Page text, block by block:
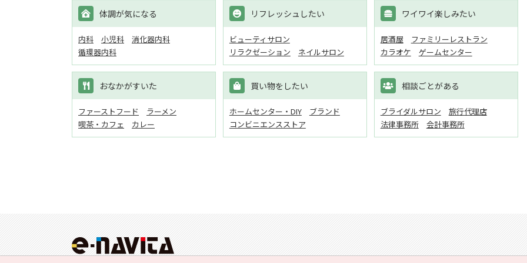
体調が気になる
内科 小児科
消化器内科
循環器内科
リフレッシュしたい
ビューティサロン
リラクゼーション
ネイルサロン
ワイワイ楽しみたい
居酒屋
ファミリーレストラン
カラオケ
ゲームセンター
おなかがすいた
ファーストフード
ラーメン
喫茶・カフェ
カレー
買い物をしたい
ホームセンター・DIY
ブランド
コンビニエンスストア
相談ごとがある
ブライダルサロン
旅行代理店
法律事務所
会計事務所